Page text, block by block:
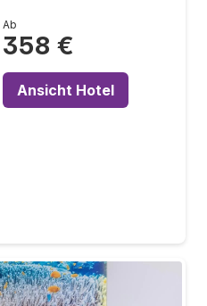
Ab
358 €
Ansicht Hotel